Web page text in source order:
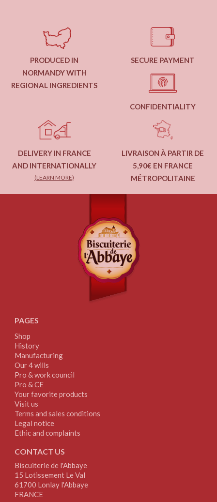
PRODUCED IN
NORMANDY WITH
REGIONAL INGREDIENTS
SECURE PAYMENT
CONFIDENTIALITY
DELIVERY IN FRANCE
AND INTERNATIONALLY
(LEARN MORE)
LIVRAISON À PARTIR DE
5,90€ EN FRANCE
MÉTROPOLITAINE
PAGES
Shop
History
Manufacturing
Our 4 wills
Pro & work council
Pro & CE
Your favorite products
Visit us
Terms and sales conditions
Legal notice
Ethic and complaints
CONTACT US
Biscuiterie de l'Abbaye
15 Lotissement Le Val
61700 Lonlay l'Abbaye
FRANCE